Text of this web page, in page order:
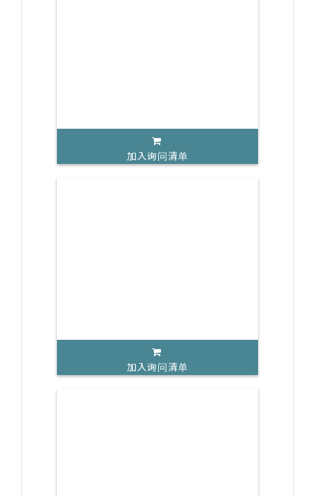
加入询问清单
加入询问清单